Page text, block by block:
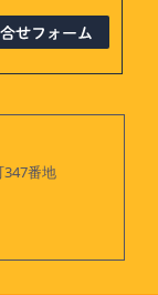
347番地